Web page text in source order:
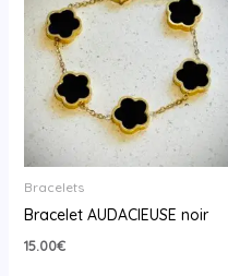
Bracelets
Bracelet AUDACIEUSE noir
15.00€